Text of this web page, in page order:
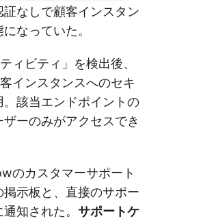
なしで顧客インスタン
なっていた。
ィビティ」を検出後、
インスタンスへのセキ
該当エンドポイントの
ーのみがアクセスでき
のカスタマーサポート
示板と、直接のサポー
知された。 サポートケ